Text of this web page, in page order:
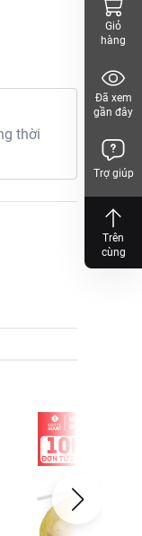
thời
Giỏ
hàng
Đã xem
gần đây
Trợ giúp
Trên
cùng